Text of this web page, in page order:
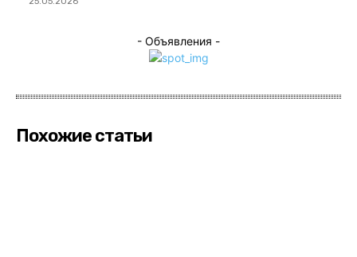
- Объявления -
Похожие статьи